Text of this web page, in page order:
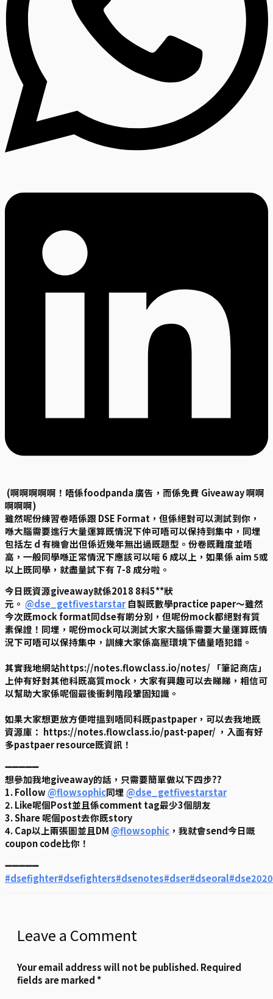
(啊啊啊啊啊！唔係foodpanda 廣告，而係免費 Giveaway 啊啊
啊啊啊)
雖然呢份練習卷唔係跟 DSE Format，但係絕對可以測試到你，
喺大腦需要進行大量運算既情況下仲可唔可以保持到集中，同埋
包括左 d 有機會出但係近幾年無出過既題型。份卷既難度並唔
高，一般同學喺正常情況下應該可以啱 6 成以上，如果係 aim 5或
以上既同學，就盡量試下有 7-8 成分啦。
今日既資源giveaway就係2018 8科5**狀
元。 @dse_getfivestarstar自製既數學practice paper～雖然
今次既mock format同dse有啲分別，但呢份mock都絕對有質
素保證！同埋，呢份mock可以測試大家大腦係需要大量運算既情
況下可唔可以保持集中，訓練大家係高壓環境下儘量唔犯錯。
其實我地網站https://notes.flowclass.io/notes/ 「筆記商店」
上仲有好對其他科既高質mock，大家有興趣可以去睇睇，相信可
以幫助大家係呢個最後衝刺階段鞏固知識。
如果大家想更放方便咁搵到唔同科既pastpaper，可以去我地既
資源庫： https://notes.flowclass.io/past-paper/ ，入面有好
多pastpaer resource既資訊！
➖➖➖➖➖
想參加我地giveaway的話，只需要簡單做以下四步??
1. Follow@flowsophic同埋@dse_getfivestarstar
2. Like呢個Post並且係comment tag最少3個朋友
3. Share 呢個post去你既story
4. Cap以上兩張圖並且DM@flowsophic ，我就會send今日嘅
coupon code比你！
➖➖➖➖➖
#dsefighter#dsefighters#dsenotes#dser#dseoral#dse2020
Leave a Comment
Your email address will not be published.Required
fields are marked*